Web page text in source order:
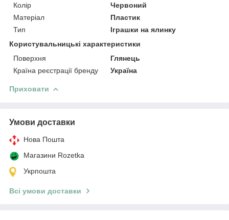
Колір
Червоний
Матеріал
Пластик
Тип
Іграшки на ялинку
Користувальницькі характеристики
Поверхня
Глянець
Країна реєстрації бренду
Україна
Приховати
Умови доставки
Нова Пошта
Магазини Rozetka
Укрпошта
Всі умови доставки